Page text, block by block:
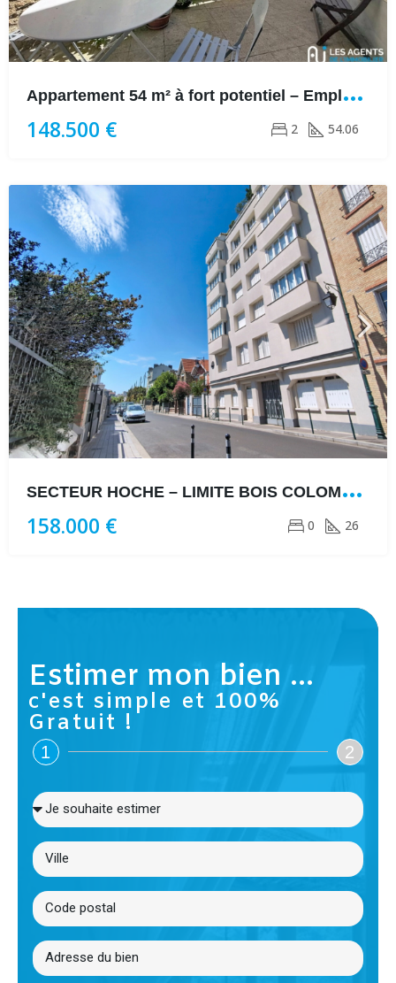
A
ppartement 54 m² à fort potentiel – Emplacement idéal face à la
148.500 € 2 54.06
S
ECTEUR HOCHE – LIMITE BOIS COLOMBES
158.000 € 0 26
Estimer mon bien ...
c'est simple et 100%
Gratuit !
1 2